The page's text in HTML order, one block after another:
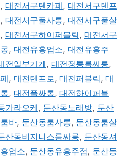
, 대전서구텐카페 , 대전서구텐프
, 대전서구풀사롱, 대전서구풀살
, 대전서구하이퍼블릭 , 대전서구
, 대전유흥업소, 대전유흥주
전일부가게 , 대전정통룸싸롱,
, 대전텐프로 , 대전퍼블릭 , 대
, 대전풀싸롱, 대전하이퍼블
가라오케 , 둔산동노래방, 둔산
바, 둔산동룸사롱, 둔산동룸살
산동비지니스룸싸롱, 둔산동셔
업소, 둔산동유흥주점 , 둔산동